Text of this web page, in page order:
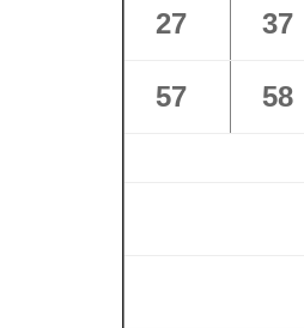
27 37
57 58